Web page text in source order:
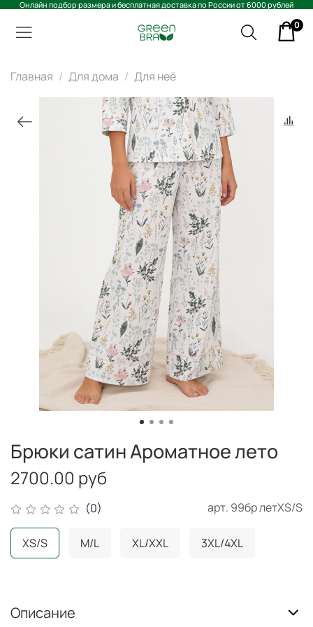
Онлайн подбор размера и бесплатная доставка по России от 6000 рублей
0
Главная Для дома Для неё
(0) арт. 99бр летXS/S
Брюки сатин Ароматное лето
2700.00 руб
XS/S M/L XL/XXL 3XL/4XL
Описание